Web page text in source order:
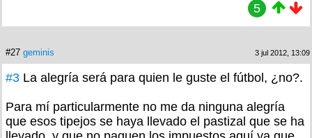
5
#27 geminis 3 jul 2012, 13:09
#3 La alegría será para quien le guste el fútbol, ¿no?.
Para mí particularmente no me da ninguna alegría
que esos tipejos se haya llevado el pastizal que se ha